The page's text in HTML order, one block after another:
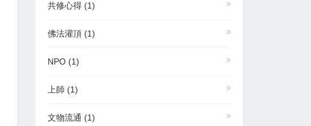
共修心得 (1)
佛法灌頂 (1)
NPO (1)
上師 (1)
文物流通 (1)